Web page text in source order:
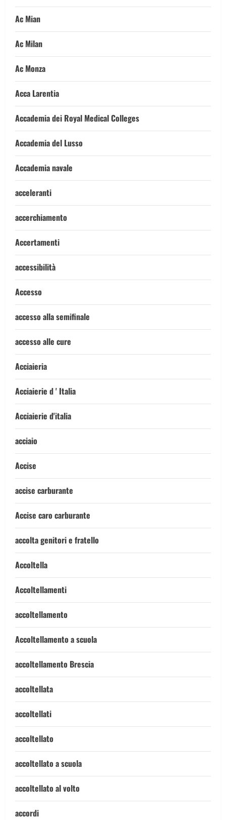
Ac Mian
Ac Milan
Ac Monza
Acca Larentia
Accademia dei Royal Medical Colleges
Accademia del Lusso
Accademia navale
acceleranti
accerchiamento
Accertamenti
accessibilità
Accesso
accesso alla semifinale
accesso alle cure
Acciaieria
Acciaierie d ' Italia
Acciaierie d'italia
acciaio
Accise
accise carburante
Accise caro carburante
accolta genitori e fratello
Accoltella
Accoltellamenti
accoltellamento
Accoltellamento a scuola
accoltellamento Brescia
accoltellata
accoltellati
accoltellato
accoltellato a scuola
accoltellato al volto
accordi